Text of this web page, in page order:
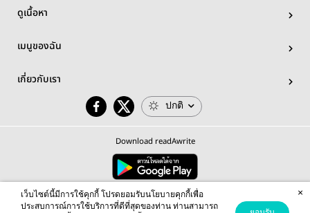
ดูเนื้อหา
เมนูของฉัน
เกี่ยวกับเรา
ปกติ
Download readAwrite
© 2026 readAwrite.com by MEB Corporation Public Company Limited
This site is protected by reCAPTCHA and the Google Privacy Policy Terms of Serviceapply.
เว็บไซต์นี้มีการใช้คุกกี้ โปรดยอมรับนโยบายคุกกี้เพื่อ
ประสบการณ์การใช้บริการที่ดีที่สุดของท่าน ท่านสามารถ
×